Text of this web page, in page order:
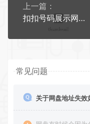
上一篇：
扣扣号码展示网站源码_号码售卖展示系统源码 全开源 带后台
常见问题
关于网盘地址失